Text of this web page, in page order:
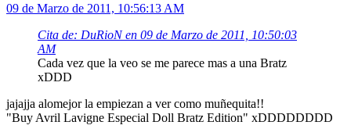
09 de Marzo de 2011, 10:56:13 AM
Cita de: DuRioN en 09 de Marzo de 2011, 10:50:03
AM
Cada vez que la veo se me parece mas a una Bratz
xDDD
jajajja alomejor la empiezan a ver como muñequita!!
"Buy Avril Lavigne Especial Doll Bratz Edition" xDDDDDDDD